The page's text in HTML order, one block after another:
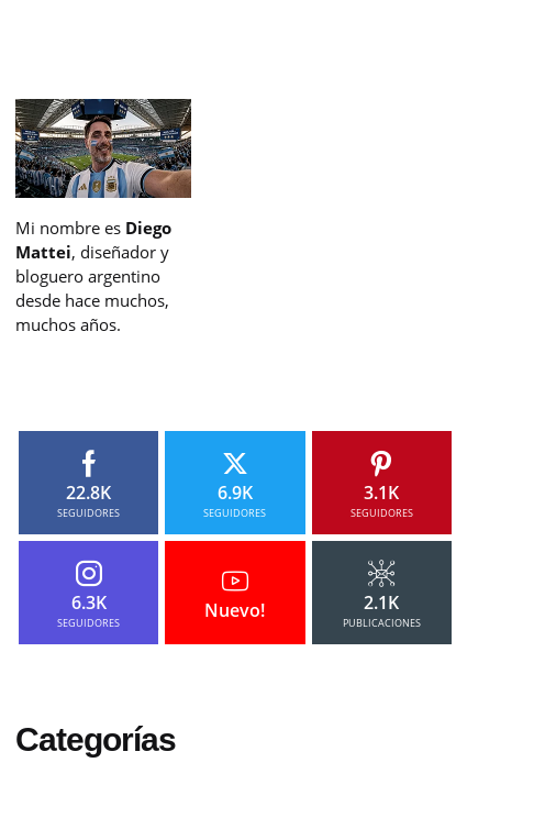
Mi nombre es Diego
Mattei, diseñador y
bloguero argentino
desde hace muchos,
muchos años.
22.8K
SEGUIDORES
6.9K
SEGUIDORES
3.1K
SEGUIDORES
6.3K
SEGUIDORES
Nuevo! 2.1K
PUBLICACIONES
Categorías